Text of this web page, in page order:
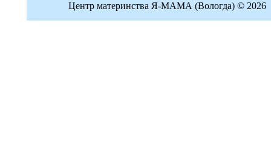
Центр материнства Я-МАМА (Вологда) © 2026